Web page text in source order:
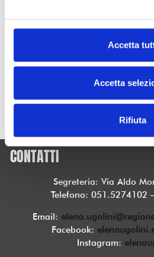
Accetta
Accetta
Rifiuta
questo link
https://www.instagram.com/reel/
CONTATTI
Segreteria: Via Aldo
Telefono: 051.5274102
Email:
Facebook:
Instagram: